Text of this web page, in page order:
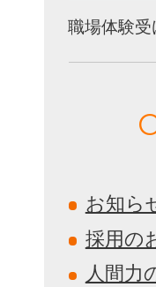
職場体験
お知ら
採用の
人間力